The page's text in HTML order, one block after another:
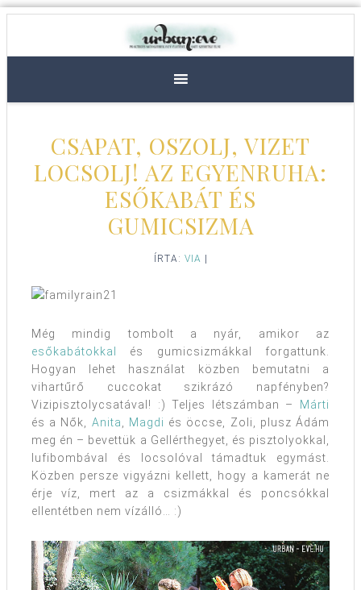
CSAPAT, OSZOLJ, VIZET
LOCSOLJ! AZ EGYENRUHA:
ESŐKABÁT ÉS
GUMICSIZMA
ÍRTA: VIA
Még mindig tombolt a nyár, amikor az
esőkabátokkal
és gumicsizmákkal forgattunk.
Hogyan lehet használat közben bemutatni a
vihartűrő cuccokat szikrázó napfényben?
Vizipisztolycsatával! :) Teljes létszámban –
Márti
és a Nők, Anita, Magdi és öccse, Zoli, plusz Ádám
meg én – bevettük a Gellérthegyet, és pisztolyokkal,
lufibombával és locsolóval támadtuk egymást.
Közben persze vigyázni kellett, hogy a kamerát ne
érje víz, mert az a csizmákkal és poncsókkal
ellentétben nem vízálló… :)